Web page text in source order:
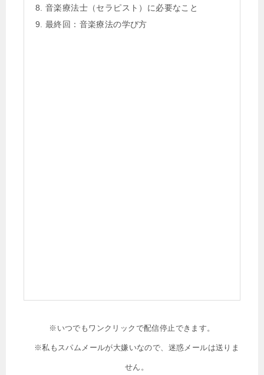
音楽療法士（セラピスト）に必要なこと
最終回：音楽療法の学び方
※いつでもワンクリックで配信停止できます。
※私もスパムメールが大嫌いなので、迷惑メールは送りま
せん。